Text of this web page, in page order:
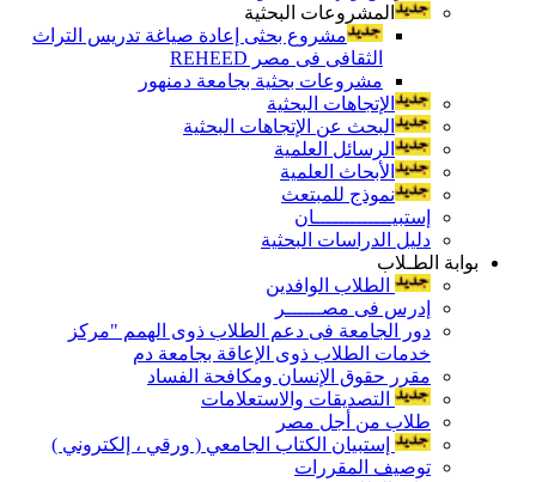
المشروعات البحثية
مشروع بحثى إعادة صياغة تدريس التراث
الثقافى فى مصر REHEED
مشروعات بحثية بجامعة دمنهور
الإتجاهات البحثية
البحث عن الإتجاهات البحثية
الرسائل العلمية
الأبحاث العلمية
نموذج للمبتعث
إستبيـــــــــــــان
دليل الدراسات البحثية
بوابة الطـلاب
الطلاب الوافدين
إدرس فى مصــــــر
دور الجامعة فى دعم الطلاب ذوى الهمم "مركز
خدمات الطلاب ذوى الإعاقة بجامعة دم
مقرر حقوق الإنسان ومكافحة الفساد
التصديقات والاستعلامات
طلاب من أجل مصر
إستبيان الكتاب الجامعي ( ورقي ، إلكتروني )
توصيف المقررات